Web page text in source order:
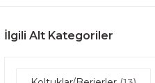
İlgili Alt Kategoriler